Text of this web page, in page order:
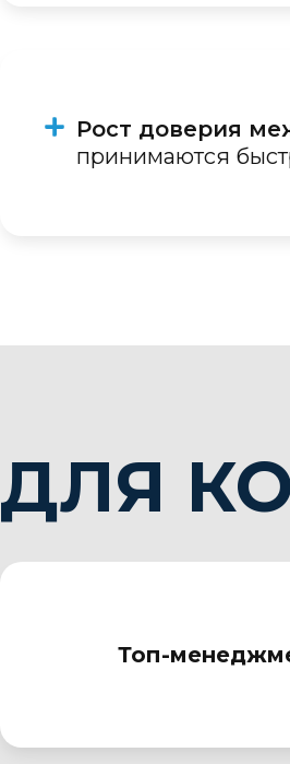
Рост доверия
принимаются
ДЛЯ
Топ-